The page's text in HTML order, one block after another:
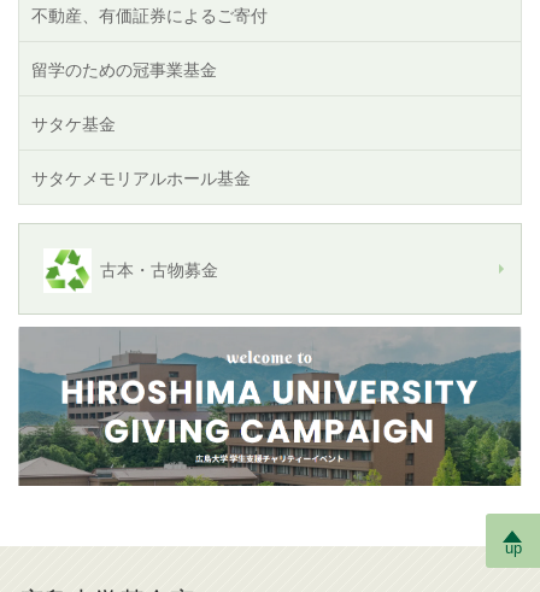
不動産、有価証券によるご寄付
留学のための冠事業基金
サタケ基金
サタケメモリアルホール基金
古本・古物募金
up